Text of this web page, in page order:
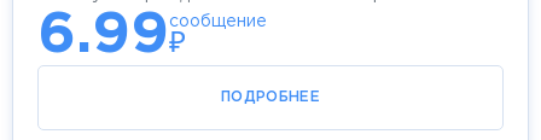
6.99 сообщение
₽
ПОДРОБНЕЕ